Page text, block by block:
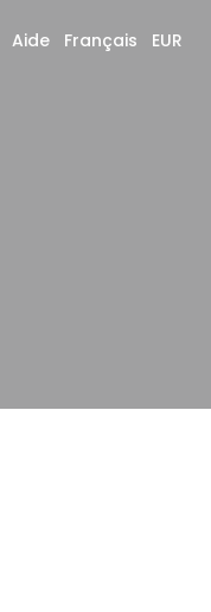
Aide Français EUR